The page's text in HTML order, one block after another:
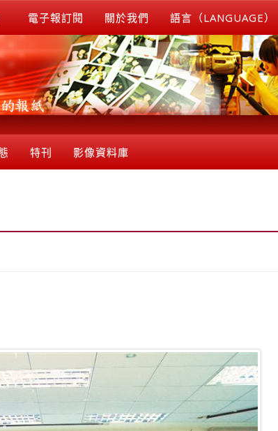
電子報訂閱 關於我們 語言（LANGUAGE）
特刊 影像資料庫